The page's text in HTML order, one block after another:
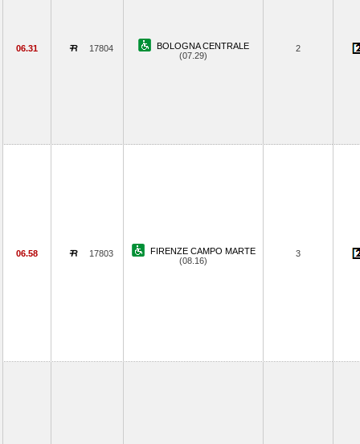
06.31 17804
BOLOGNA CENTRALE
(07.29)
2
06.58 17803
FIRENZE CAMPO MARTE
(08.16)
3